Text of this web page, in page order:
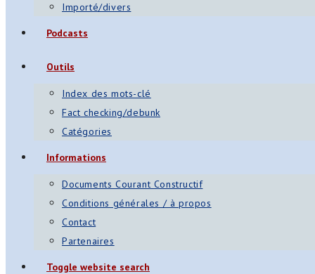
Importé/divers
Podcasts
Outils
Index des mots-clé
Fact checking/debunk
Catégories
Informations
Documents Courant Constructif
Conditions générales / à propos
Contact
Partenaires
Toggle website search